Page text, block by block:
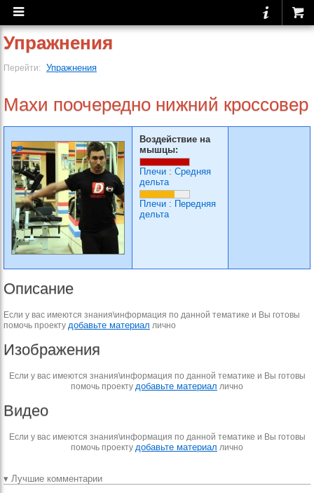
Упражнения
Перейти: Упражнения
Махи поочередно нижний кроссовер
Воздействие на
мышцы:
Плечи : Средняя
дельта
Плечи : Передняя
дельта
Описание
Если у вас имеются знания\информация по данной тематике и Вы готовы
помочь проекту добавьте материал лично
Изображения
Если у вас имеются знания\информация по данной тематике и Вы готовы
помочь проекту добавьте материал лично
Видео
Если у вас имеются знания\информация по данной тематике и Вы готовы
помочь проекту добавьте материал лично
▾ Лучшие комментарии